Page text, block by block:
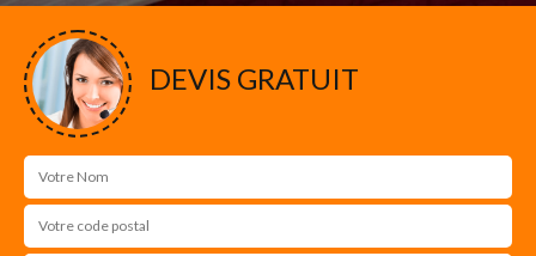
DEVIS GRATUIT